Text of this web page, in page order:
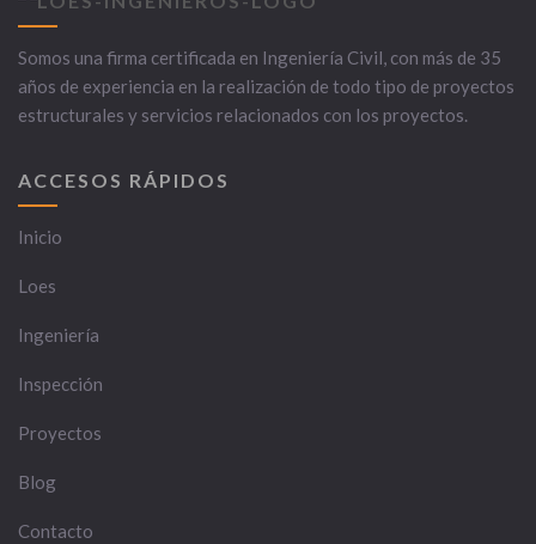
Somos una firma certificada en Ingeniería Civil, con más de 35
años de experiencia en la realización de todo tipo de proyectos
estructurales y servicios relacionados con los proyectos.
ACCESOS RÁPIDOS
Inicio
Loes
Ingeniería
Inspección
Proyectos
Blog
Contacto